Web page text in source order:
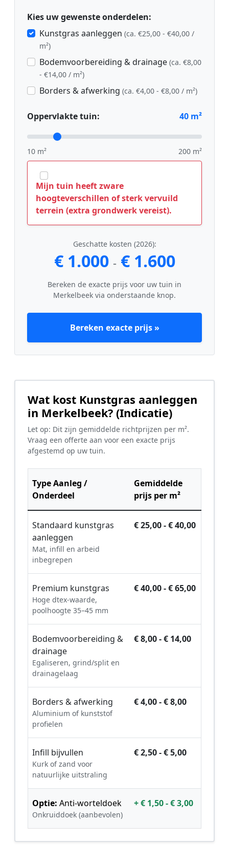
Kies uw gewenste onderdelen:
Kunstgras aanleggen (ca. €25,00 - €40,00 /
m²)
Bodemvoorbereiding & drainage (ca. €8,00
- €14,00 / m²)
Borders & afwerking (ca. €4,00 - €8,00 / m²)
Oppervlakte tuin: 40 m²
10 m² 200 m²
Mijn tuin heeft zware
hoogteverschillen of sterk vervuild
terrein (extra grondwerk vereist).
Geschatte kosten (2026):
€ 1.000 - € 1.600
Bereken de exacte prijs voor uw tuin in
Merkelbeek via onderstaande knop.
Bereken exacte prijs »
Wat kost Kunstgras aanleggen
in Merkelbeek? (Indicatie)
Let op: Dit zijn gemiddelde richtprijzen per m².
Vraag een offerte aan voor een exacte prijs
afgestemd op uw tuin.
Type Aanleg /
Onderdeel
Gemiddelde
prijs per m²
Standaard kunstgras
aanleggen
Mat, infill en arbeid
inbegrepen
€ 25,00 - € 40,00
Premium kunstgras
Hoge dtex-waarde,
poolhoogte 35–45 mm
€ 40,00 - € 65,00
Bodemvoorbereiding &
drainage
Egaliseren, grind/split en
drainagelaag
€ 8,00 - € 14,00
Borders & afwerking
Aluminium of kunststof
profielen
€ 4,00 - € 8,00
Infill bijvullen
Kurk of zand voor
natuurlijke uitstraling
€ 2,50 - € 5,00
Optie: Anti-worteldoek
Onkruiddoek (aanbevolen)
+ € 1,50 - € 3,00